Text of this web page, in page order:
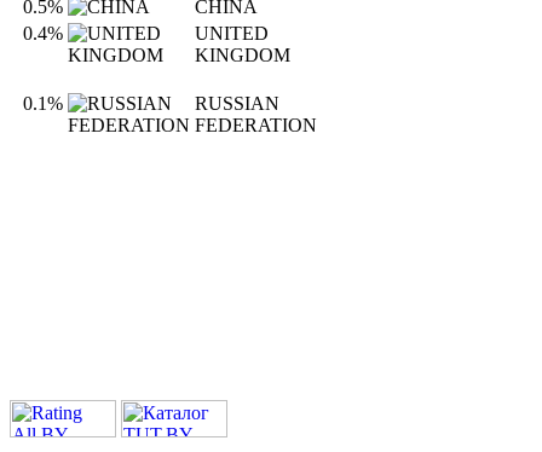
0.5%
CHINA
0.4%
UNITED
KINGDOM
0.1%
RUSSIAN
FEDERATION